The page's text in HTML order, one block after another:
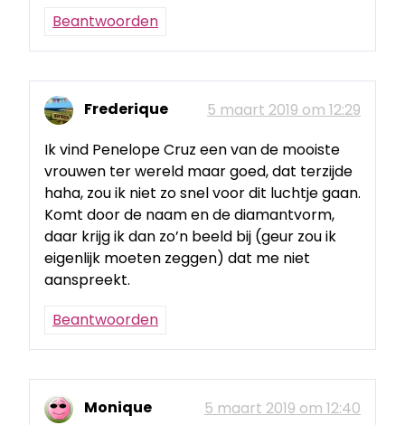
Beantwoorden
Frederique
5 maart 2019 om 12:29
Ik vind Penelope Cruz een van de mooiste
vrouwen ter wereld maar goed, dat terzijde
haha, zou ik niet zo snel voor dit luchtje gaan.
Komt door de naam en de diamantvorm,
daar krijg ik dan zo’n beeld bij (geur zou ik
eigenlijk moeten zeggen) dat me niet
aanspreekt.
Beantwoorden
Monique
5 maart 2019 om 12:40